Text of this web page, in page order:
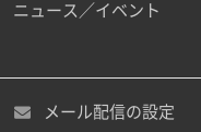
職種
ニュース／イベント
メール配信の設定